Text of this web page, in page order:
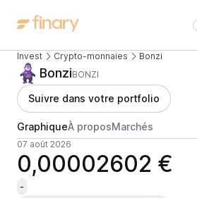
Invest Crypto-monnaies Bonzi
BonziBONZI
Suivre dans votre portfolio
GraphiqueÀ proposMarchés
07 août 2026
0,00002602 €
-